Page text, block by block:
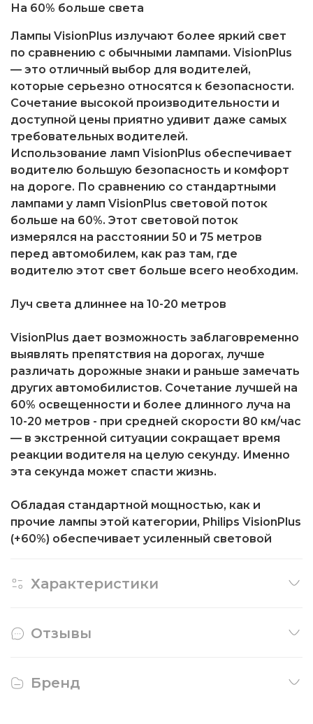
На 60% больше света
Лампы VisionPlus излучают более яркий свет
по сравнению с обычными лампами. VisionPlus
— это отличный выбор для водителей,
которые серьезно относятся к безопасности.
Сочетание высокой производительности и
доступной цены приятно удивит даже самых
требовательных водителей.
Использование ламп VisionPlus обеспечивает
водителю большую безопасность и комфорт
на дороге. По сравнению со стандартными
лампами у ламп VisionPlus световой поток
больше на 60%. Этот световой поток
измерялся на расстоянии 50 и 75 метров
перед автомобилем, как раз там, где
водителю этот свет больше всего необходим.
Луч света длиннее на 10-20 метров
VisionPlus дает возможность заблаговременно
выявлять препятствия на дорогах, лучше
различать дорожные знаки и раньше замечать
других автомобилистов. Сочетание лучшей на
60% освещенности и более длинного луча на
10-20 метров - при средней скорости 80 км/час
— в экстренной ситуации сокращает время
реакции водителя на целую секунду. Именно
эта секунда может спасти жизнь.
Обладая стандартной мощностью, как и
прочие лампы этой категории, Philips VisionPlus
(+60%) обеспечивает усиленный световой
Характеристики
Отзывы
Бренд